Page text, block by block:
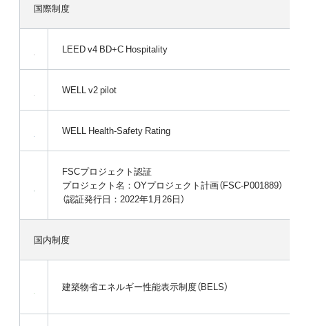
国際制度
LEED v4 BD+C Hospitality
WELL v2 pilot
WELL Health-Safety Rating
FSCプロジェクト認証
プロジェクト名：OYプロジェクト計画（FSC-P001889）
（認証発行日：2022年1月26日）
国内制度
建築物省エネルギー性能表示制度（BELS）